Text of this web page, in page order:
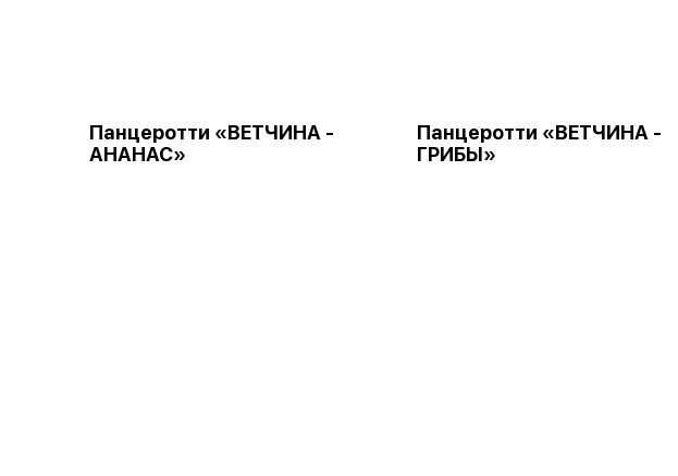
Панцеротти «ВЕТЧИНА -
АНАНАС»
Панцеротти «ВЕТЧИНА -
ГРИБЫ»